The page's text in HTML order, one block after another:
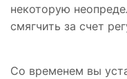
некоторую
смягчить за счет
Со временем вы